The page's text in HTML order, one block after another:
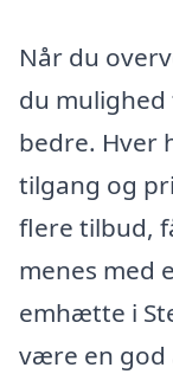
Når du
du
bedre. Hver
tilgang og
flere tilbud,
menes med
emhætte i
være en god